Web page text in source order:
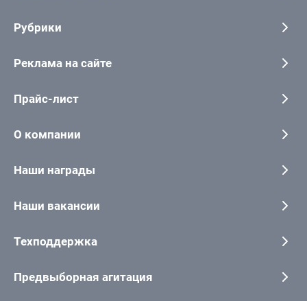
Рубрики
Реклама на сайте
Прайс-лист
О компании
Наши награды
Наши вакансии
Техподдержка
Предвыборная агитация